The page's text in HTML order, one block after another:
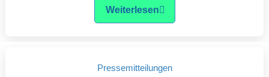
Weiterlesen
Pressemitteilungen